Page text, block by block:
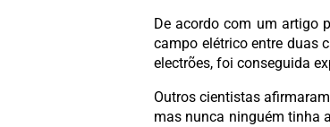
De acordo com um artigo
campo elétrico entre duas
electrões, foi conseguida
Outros cientistas
mas nunca ninguém tinha